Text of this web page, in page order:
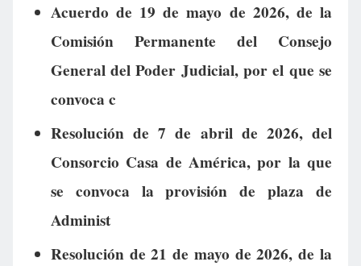
Acuerdo de 19 de mayo de 2026, de la
Comisión Permanente del Consejo
General del Poder Judicial, por el que se
convoca c
Resolución de 7 de abril de 2026, del
Consorcio Casa de América, por la que
se convoca la provisión de plaza de
Administ
Resolución de 21 de mayo de 2026, de la